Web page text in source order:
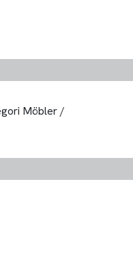
Möbler /